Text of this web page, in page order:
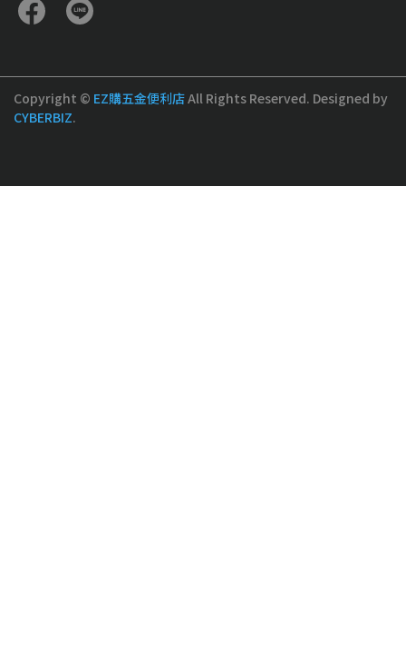
Copyright © EZ購五金便利店All Rights Reserved. Designed by
CYBERBIZ.